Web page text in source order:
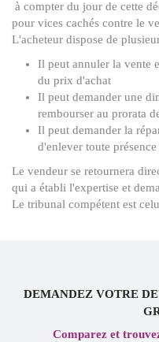
à compter du jour de cette
pour vices cachés contre le
L'acheteur dispose de
Il peut annuler la vente
du prix d'achat
Il peut demander une
rembourser au prorata
Il peut demander la
d'enlever toute
Le vendeur se retournera
qui a établi l'expertise et
Le tribunal compétent est
DEMANDEZ VOTRE
Comparez et